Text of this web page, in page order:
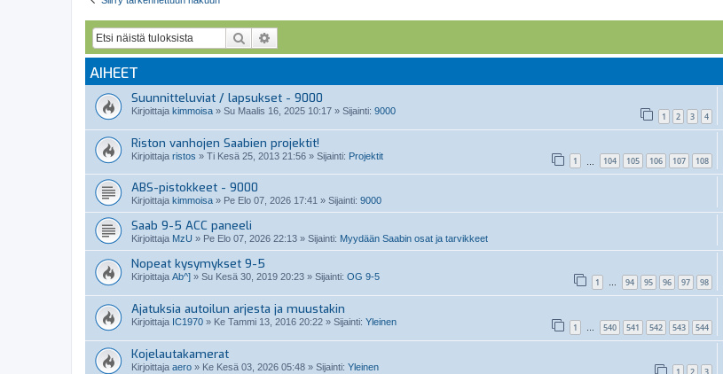
Etsi
AIHEET
Suunnitteluviat / lapsukset - 9000
Kirjoittaja kimmoisa » Su Maalis 16, 2025 10:17 » Sijainti: 9000 1 2 3 4
Riston vanhojen Saabien projektit!
Kirjoittaja ristos » Ti Kesä 25, 2013 21:56 » Sijainti: Projektit 1 104 105 106 107 108
ABS-pistokkeet - 9000
Kirjoittaja kimmoisa » Pe Elo 07, 2026 17:41 » Sijainti: 9000
Saab 9-5 ACC paneeli
Kirjoittaja MzU » Pe Elo 07, 2026 22:13 » Sijainti: Myydään Saabin osat ja tarvikkeet
Nopeat kysymykset 9-5
Kirjoittaja Ab^] » Su Kesä 30, 2019 20:23 » Sijainti: OG 9-5 1 … 94 95 96 97 98
Ajatuksia autoilun arjesta ja muustakin
Kirjoittaja IC1970 » Ke Tammi 13, 2016 20:22 » Sijainti: Yleinen 1 … 540 541 542 543 544
Kojelautakamerat
Kirjoittaja aero » Ke Kesä 03, 2026 05:48 » Sijainti: Yleinen